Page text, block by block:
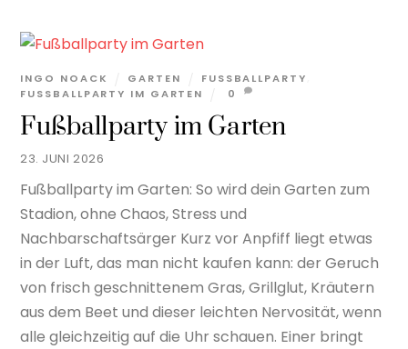
23. JUNI 2026
Fußballparty im Garten
INGO NOACK GARTEN FUSSBALLPARTY
FUSSBALLPARTY IM GARTEN
0
Fußballparty im Garten: So wird dein Garten zum
Stadion, ohne Chaos, Stress und
Nachbarschaftsärger Kurz vor Anpfiff liegt etwas
in der Luft, das man nicht kaufen kann: der Geruch
von frisch geschnittenem Gras, Grillglut, Kräutern
aus dem Beet und dieser leichten Nervosität, wenn
alle gleichzeitig auf die Uhr schauen. Einer bringt